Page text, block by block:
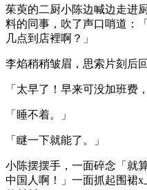
茱萸的二厨小陈边喊边走进
料的同事，吹了声口哨道：
几点到店裡啊？」
李焰稍稍皱眉，思索片刻后
「太早了！早来可没加班费
「睡不着。」
「瞇一下就能了。」
小陈摆摆手，一面碎念「就
中国人啊！」一面抓起围裙